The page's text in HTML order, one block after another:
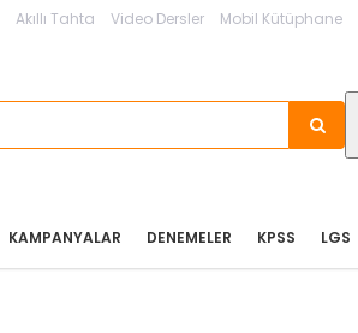
Akıllı Tahta Video Dersler Mobil Kütüphane
LGS
KPSS
DENEMELER
KAMPANYALAR